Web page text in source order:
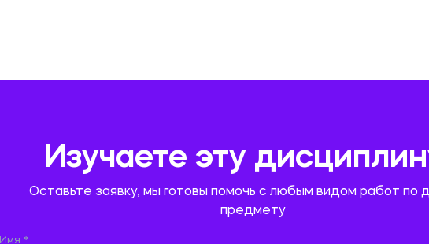
Изучаете эту
Оставьте заявку, мы готовы помочь с любым видом работ по
предмету
Имя *